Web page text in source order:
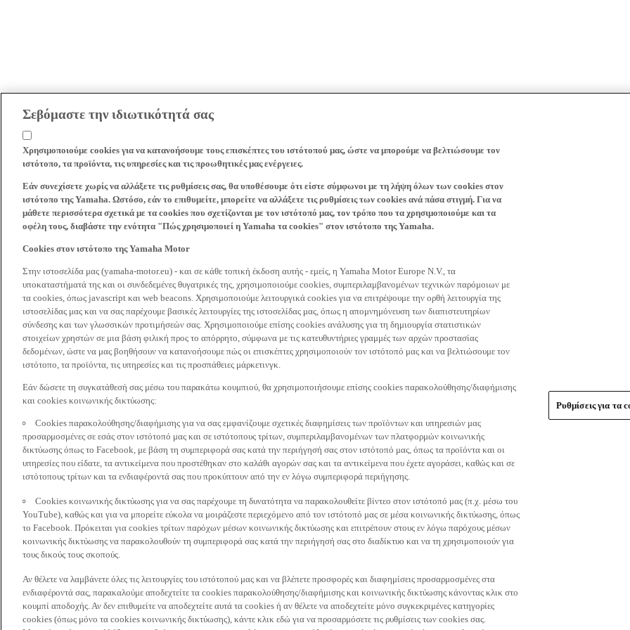
Σεβόμαστε την ιδιωτικότητά σας
Χρησιμοποιούμε cookies για να κατανοήσουμε τους επισκέπτες του ιστότοπού μας, ώστε να μπορούμε να βελτιώσουμε τον
ιστότοπο, τα προϊόντα, τις υπηρεσίες και τις προωθητικές μας ενέργειες.
Εάν συνεχίσετε χωρίς να αλλάξετε τις ρυθμίσεις σας, θα υποθέσουμε ότι είστε σύμφωνοι με τη λήψη όλων των cookies στον
ιστότοπο της Yamaha. Ωστόσο, εάν το επιθυμείτε, μπορείτε να αλλάξετε τις ρυθμίσεις των cookies ανά πάσα στιγμή. Για να
μάθετε περισσότερα σχετικά με τα cookies που σχετίζονται με τον ιστότοπό μας, τον τρόπο που τα χρησιμοποιούμε και τα
οφέλη τους, διαβάστε την ενότητα "Πώς χρησιμοποιεί η Yamaha τα cookies" στον ιστότοπο της Yamaha.
Cookies στον ιστότοπο της Yamaha Motor
Στην ιστοσελίδα μας (yamaha-motor.eu) - και σε κάθε τοπική έκδοση αυτής - εμείς, η Yamaha Motor Europe N.V., τα
υποκαταστήματά της και οι συνδεδεμένες θυγατρικές της, χρησιμοποιούμε cookies, συμπεριλαμβανομένων τεχνικών παρόμοιων με
τα cookies, όπως javascript και web beacons. Χρησιμοποιούμε λειτουργικά cookies για να επιτρέψουμε την ορθή λειτουργία της
ιστοσελίδας μας και να σας παρέχουμε βασικές λειτουργίες της ιστοσελίδας μας, όπως η απομνημόνευση των διαπιστευτηρίων
σύνδεσης και των γλωσσικών προτιμήσεών σας. Χρησιμοποιούμε επίσης cookies ανάλυσης για τη δημιουργία στατιστικών
στοιχείων χρηστών σε μια βάση φιλική προς το απόρρητο, σύμφωνα με τις κατευθυντήριες γραμμές των αρχών προστασίας
δεδομένων, ώστε να μας βοηθήσουν να κατανοήσουμε πώς οι επισκέπτες χρησιμοποιούν τον ιστότοπό μας και να βελτιώσουμε τον
ιστότοπο, τα προϊόντα, τις υπηρεσίες και τις προσπάθειες μάρκετινγκ.
Εάν δώσετε τη συγκατάθεσή σας μέσω του παρακάτω κουμπιού, θα χρησιμοποιήσουμε επίσης cookies παρακολούθησης/διαφήμισης
και cookies κοινωνικής δικτύωσης:
Cookies παρακολούθησης/διαφήμισης για να σας εμφανίζουμε σχετικές διαφημίσεις των προϊόντων και υπηρεσιών μας
προσαρμοσμένες σε εσάς στον ιστότοπό μας και σε ιστότοπους τρίτων, συμπεριλαμβανομένων των πλατφορμών κοινωνικής
δικτύωσης όπως το Facebook, με βάση τη συμπεριφορά σας κατά την περιήγησή σας στον ιστότοπό μας, όπως τα προϊόντα και οι
υπηρεσίες που είδατε, τα αντικείμενα που προστέθηκαν στο καλάθι αγορών σας και τα αντικείμενα που έχετε αγοράσει, καθώς και σε
ιστότοπους τρίτων και τα ενδιαφέροντά σας που προκύπτουν από την εν λόγω συμπεριφορά περιήγησης.
Cookies κοινωνικής δικτύωσης για να σας παρέχουμε τη δυνατότητα να παρακολουθείτε βίντεο στον ιστότοπό μας (π.χ. μέσω του
YouTube), καθώς και για να μπορείτε εύκολα να μοιράζεστε περιεχόμενο από τον ιστότοπό μας σε μέσα κοινωνικής δικτύωσης, όπως
το Facebook. Πρόκειται για cookies τρίτων παρόχων μέσων κοινωνικής δικτύωσης και επιτρέπουν στους εν λόγω παρόχους μέσων
κοινωνικής δικτύωσης να παρακολουθούν τη συμπεριφορά σας κατά την περιήγησή σας στο διαδίκτυο και να τη χρησιμοποιούν για
τους δικούς τους σκοπούς.
Αν θέλετε να λαμβάνετε όλες τις λειτουργίες του ιστότοπού μας και να βλέπετε προσφορές και διαφημίσεις προσαρμοσμένες στα
ενδιαφέροντά σας, παρακαλούμε αποδεχτείτε τα cookies παρακολούθησης/διαφήμισης και κοινωνικής δικτύωσης κάνοντας κλικ στο
κουμπί αποδοχής. Αν δεν επιθυμείτε να αποδεχτείτε αυτά τα cookies ή αν θέλετε να αποδεχτείτε μόνο συγκεκριμένες κατηγορίες
cookies (όπως μόνο τα cookies κοινωνικής δικτύωσης), κάντε κλικ εδώ για να προσαρμόσετε τις ρυθμίσεις των cookies σας.
Ρυθμίσεις για τα